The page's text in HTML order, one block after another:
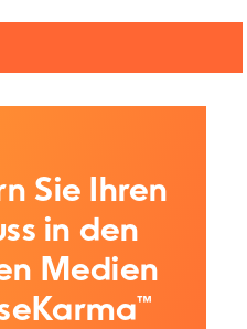
Sie Ihren
in den
Medien